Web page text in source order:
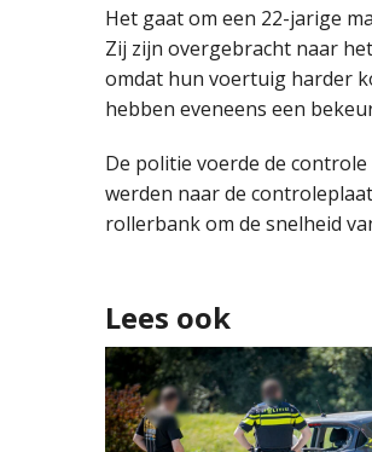
Het gaat om een 22-jarige
Zij zijn overgebracht naar
omdat hun voertuig harder
hebben eveneens een
De politie voerde de
werden naar de
rollerbank om de snelheid
Lees ook